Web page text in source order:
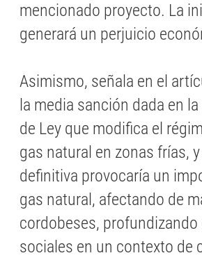
mencionado proyecto. La
generará un perjuicio
Asimismo, señala en el
la media sanción dada en
de Ley que modifica el
gas natural en zonas frías,
definitiva provocaría un
gas natural, afectando de
cordobeses,
sociales en un contexto de